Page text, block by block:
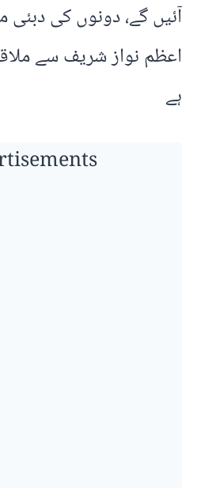
آئیں گے، دونوں کی دبئی
اعظم نواز شریف سے
ہے